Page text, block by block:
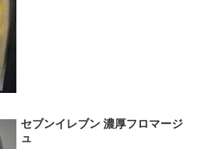
セブンイレブン 濃厚フロマージ
ュ